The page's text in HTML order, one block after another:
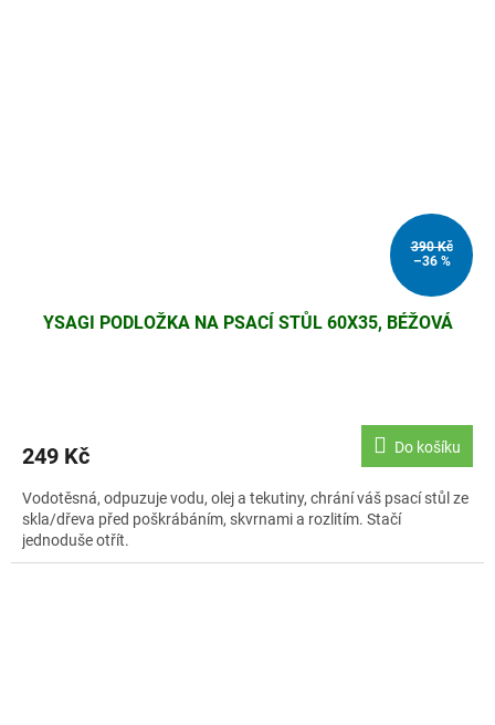
390 Kč
–36 %
YSAGI PODLOŽKA NA PSACÍ STŮL 60X35, BÉŽOVÁ
249 Kč Do košíku
Vodotěsná, odpuzuje vodu, olej a tekutiny, chrání váš psací stůl ze
skla/dřeva před poškrábáním, skvrnami a rozlitím. Stačí
jednoduše otřít.